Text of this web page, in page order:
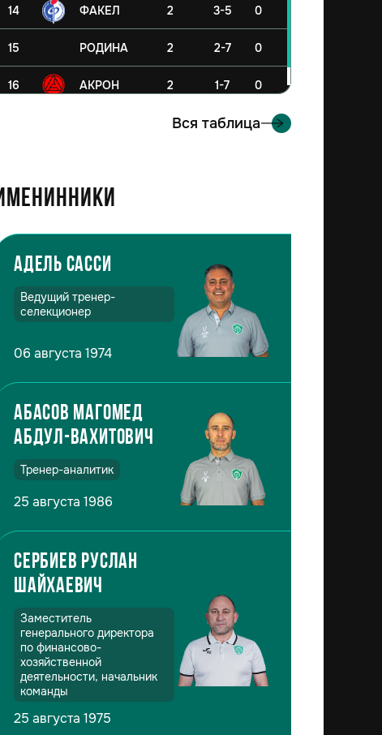
14 ФАКЕЛ 2 3-5 0
15 РОДИНА 2 2-7 0
16 АКРОН 2 1-7 0
Вся таблица
Адель Сасси
Ведущий тренер-
селекционер
06 августа 1974
Абасов Магомед
Абдул-Вахитович
Тренер-аналитик
25 августа 1986
Сербиев Руслан
Шайхаевич
Заместитель
генерального директора
по финансово-
хозяйственной
деятельности, начальник
команды
25 августа 1975